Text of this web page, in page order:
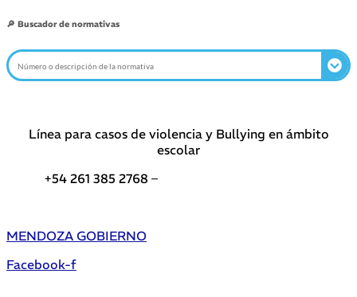
🔎 Buscador de normativas
Línea para casos de violencia y Bullying en ámbito
escolar
+54 261 385 2768 –
MENDOZA GOBIERNO
Facebook-f